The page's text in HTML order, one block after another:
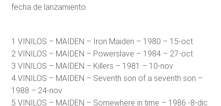
fecha de lanzamiento:
1 VINILOS – MAIDEN – Iron Maiden – 1980 – 15-oct
2 VINILOS – MAIDEN – Powerslave – 1984 – 27-oct
3 VINILOS – MAIDEN – Killers – 1981 – 10-nov
4 VINILOS – MAIDEN – Seventh son of a seventh son –
1988 – 24-nov
5 VINILOS – MAIDEN – Somewhere in time – 1986 -8-dic